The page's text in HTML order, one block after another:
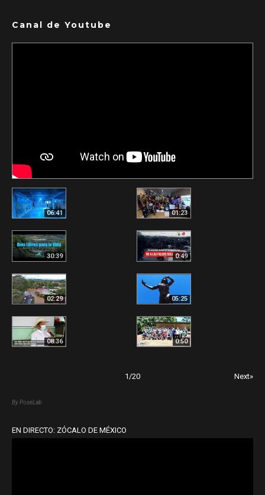
Canal de Youtube
06:41 01:23
30:39 0:49
02:29 05:25
08:36 0:50
1/20 Next»
By PoseLab
EN DIRECTO: ZÓCALO DE MÉXICO